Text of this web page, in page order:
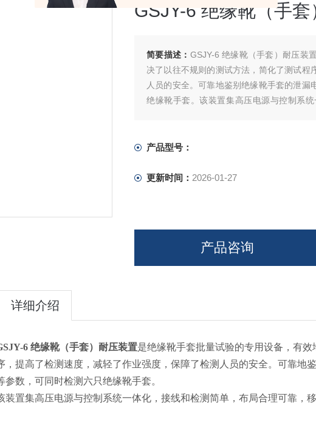
GSJY-6 绝缘靴（手
简要描述： GSJY-6 绝缘靴（手套）耐压装
决了以往不规则的测试方法，简化了测试程
人员的安全。可靠地鉴别绝缘靴手套的泄漏
绝缘靴手套。该装置集高压电源与控制系
产品型号：
更新时间： 2026-01-27
产品咨询
详细介绍
6 绝缘靴（手套）耐压装置是绝缘靴手套批量试验的专用设备，有
，提高了检测速度，减轻了作业强度，保障了检测人员的安全。可靠地
参数，可同时检测六只绝缘靴手套。
装置集高压电源与控制系统一体化，接线和检测简单，布局合理可靠，